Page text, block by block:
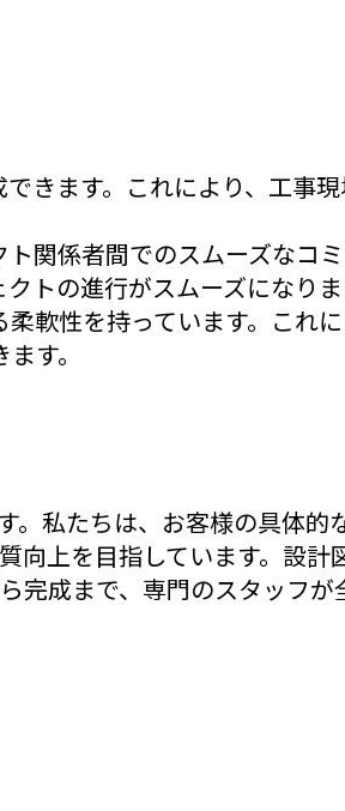
きます。これにより、工事
関係者間でのスムーズなコ
トの進行がスムーズになりま
軟性を持っています。これ
す。
。私たちは、お客様の具体的
向上を目指しています。設計
完成まで、専門のスタッフが